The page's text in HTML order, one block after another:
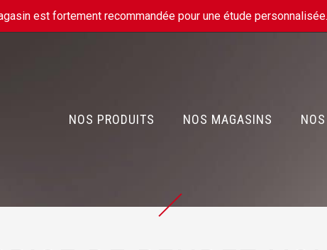
est fortement recommandée pour une étude personnalisée.
NOS PRODUITS NOS MAGASINS